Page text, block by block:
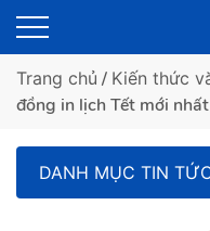
Trang chủ / Kiến thức
đồng in lịch Tết mới
DANH MỤC TIN